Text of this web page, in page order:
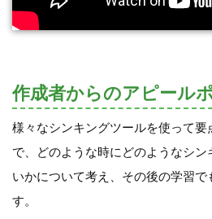
作成者からのアピール
様々なシンキングツールを使って要
で、どのような時にどのようなシン
いかについて考え、その後の学習で
す。